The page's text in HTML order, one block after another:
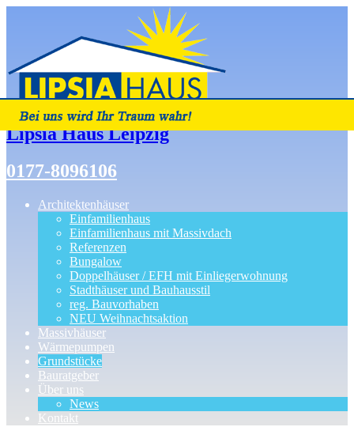
Lipsia Haus Leipzig
0177-8096106
Architektenhäuser
Einfamilienhaus
Einfamilienhaus mit Massivdach
Referenzen
Bungalow
Doppelhäuser / EFH mit Einliegerwohnung
Stadthäuser und Bauhausstil
reg. Bauvorhaben
NEU Weihnachtsaktion
Massivhäuser
Wärmepumpen
Grundstücke
Bauratgeber
Über uns
News
Kontakt